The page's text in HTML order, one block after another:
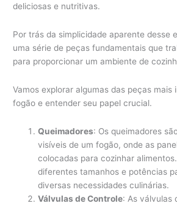
deliciosas e nutritivas.
Por trás da simplicidade aparente desse
uma série de peças fundamentais que
para proporcionar um ambiente de
Vamos explorar algumas das peças mais
fogão e entender seu papel crucial.
Queimadores: Os queimadores
visíveis de um fogão, onde as
colocadas para cozinhar
diferentes tamanhos e potências
diversas necessidades culinárias.
Válvulas de Controle: As válvulas